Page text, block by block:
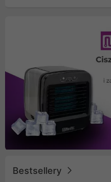
Bestsellery